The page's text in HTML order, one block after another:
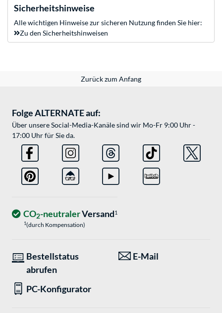
Sicherheitshinweise
Alle wichtigen Hinweise zur sicheren Nutzung finden Sie hier:
Zu den Sicherheitshinweisen
Zurück zum Anfang
Folge ALTERNATE auf:
Über unsere Social-Media-Kanäle sind wir Mo-Fr 9:00 Uhr -
17:00 Uhr für Sie da.
CO2-neutralerVersand1
1(durch Kompensation)
Bestellstatus
abrufen
E-Mail
PC-Konfigurator